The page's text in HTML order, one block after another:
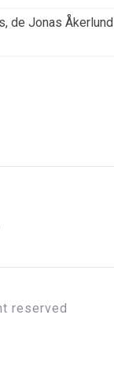
de Jonas Åkerlund
reserved